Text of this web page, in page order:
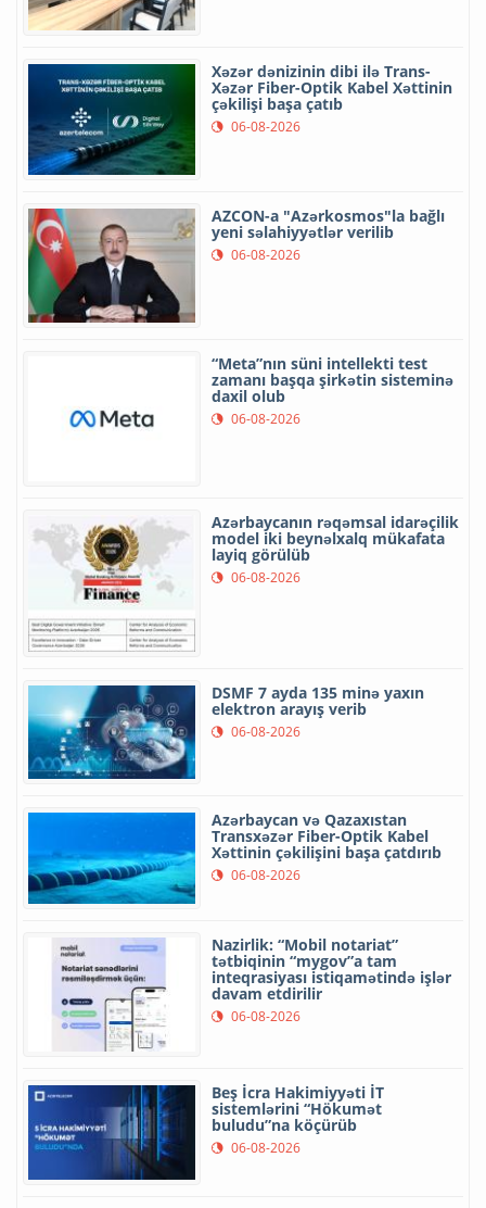
Xəzər dənizinin dibi ilə Trans-
Xəzər Fiber-Optik Kabel Xəttinin
çəkilişi başa çatıb
06-08-2026
AZCON-a "Azərkosmos"la bağlı
yeni səlahiyyətlər verilib
06-08-2026
“Meta”nın süni intellekti test
zamanı başqa şirkətin sisteminə
daxil olub
06-08-2026
Azərbaycanın rəqəmsal idarəçilik
model iki beynəlxalq mükafata
layiq görülüb
06-08-2026
DSMF 7 ayda 135 minə yaxın
elektron arayış verib
06-08-2026
Azərbaycan və Qazaxıstan
Transxəzər Fiber-Optik Kabel
Xəttinin çəkilişini başa çatdırıb
06-08-2026
Nazirlik: “Mobil notariat”
tətbiqinin “mygov”a tam
inteqrasiyası istiqamətində işlər
davam etdirilir
06-08-2026
Beş İcra Hakimiyyəti İT
sistemlərini “Hökumət
buludu”na köçürüb
06-08-2026